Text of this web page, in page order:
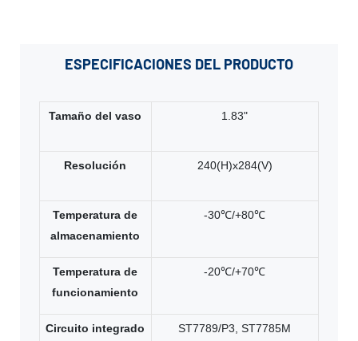
ESPECIFICACIONES DEL PRODUCTO
Tamaño del vaso 1.83"
Resolución 240(H)x284(V)
Temperatura de
almacenamiento
-30℃/+80℃
Temperatura de
funcionamiento
-20℃/+70℃
Circuito integrado
ST7789/P3, ST7785M